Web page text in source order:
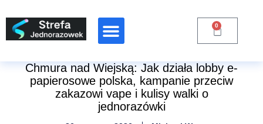
0
Chmura nad Wiejską: Jak działa lobby e-
papierosowe polska, kampanie przeciw
zakazowi vape i kulisy walki o
jednorazówki